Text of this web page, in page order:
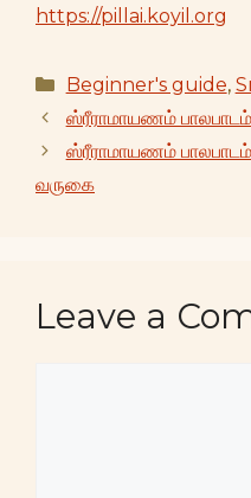
https://pillai.koyil.org
Categories
Beginner's guide,
ஸ்ரீராமாயணம் பாலபாடம்
ஸ்ரீராமாயணம் பாலபாடம்
வருகை
Leave a